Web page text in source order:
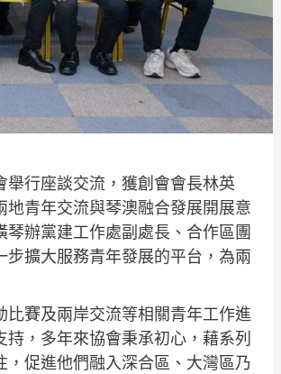
行座談交流，獲創會會長林英
青年交流與琴澳融合發展開展意
辦黨建工作處副處長、合作區團
擴大服務青年發展的平台，為兩
賽及兩岸交流等相關青年工作進
，多年來協會秉承初心，藉系列
促進他們融入深合區、大灣區乃